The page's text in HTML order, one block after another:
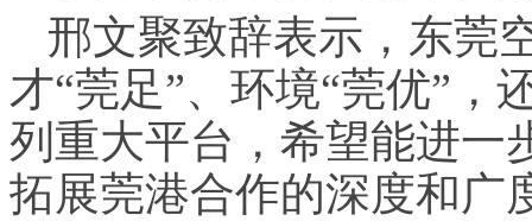
邢文聚致辞表示，东莞
才“莞足”、环境“莞优”，
列重大平台，希望能进一
拓展莞港合作的深度和广